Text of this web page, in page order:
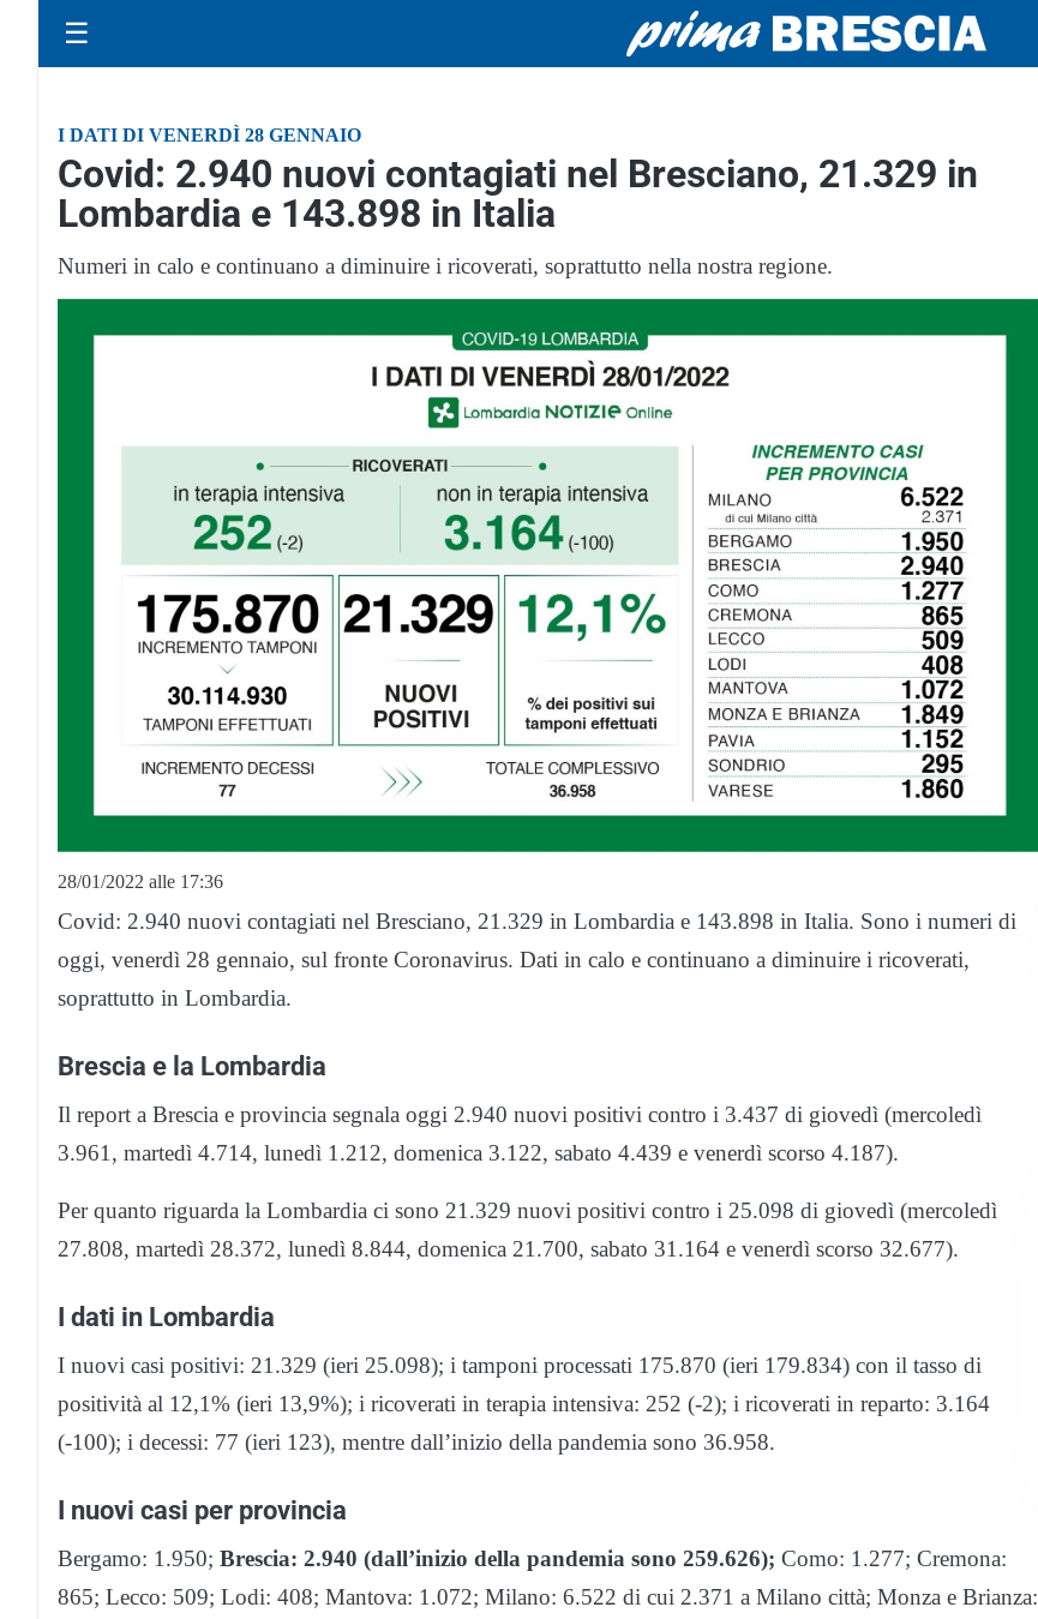
☰
I DATI DI VENERDÌ 28 GENNAIO
Covid: 2.940 nuovi contagiati nel Bresciano, 21.329 in
Lombardia e 143.898 in Italia
Numeri in calo e continuano a diminuire i ricoverati, soprattutto nella nostra regione.
28/01/2022 alle 17:36
Covid: 2.940 nuovi contagiati nel Bresciano, 21.329 in Lombardia e 143.898 in Italia. Sono i numeri di
oggi, venerdì 28 gennaio, sul fronte Coronavirus. Dati in calo e continuano a diminuire i ricoverati,
soprattutto in Lombardia.
Brescia e la Lombardia
Il report a Brescia e provincia segnala oggi 2.940 nuovi positivi contro i 3.437 di giovedì (mercoledì
3.961, martedì 4.714, lunedì 1.212, domenica 3.122, sabato 4.439 e venerdì scorso 4.187).
Per quanto riguarda la Lombardia ci sono 21.329 nuovi positivi contro i 25.098 di giovedì (mercoledì
27.808, martedì 28.372, lunedì 8.844, domenica 21.700, sabato 31.164 e venerdì scorso 32.677).
I dati in Lombardia
I nuovi casi positivi: 21.329 (ieri 25.098); i tamponi processati 175.870 (ieri 179.834) con il tasso di
positività al 12,1% (ieri 13,9%); i ricoverati in terapia intensiva: 252 (-2); i ricoverati in reparto: 3.164
(-100); i decessi: 77 (ieri 123), mentre dall’inizio della pandemia sono 36.958.
I nuovi casi per provincia
Bergamo: 1.950; Brescia: 2.940 (dall’inizio della pandemia sono 259.626); Como: 1.277; Cremona:
865; Lecco: 509; Lodi: 408; Mantova: 1.072; Milano: 6.522 di cui 2.371 a Milano città; Monza e Brianza: